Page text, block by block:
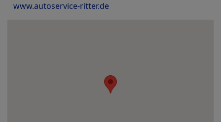
www.autoservice-ritter.de